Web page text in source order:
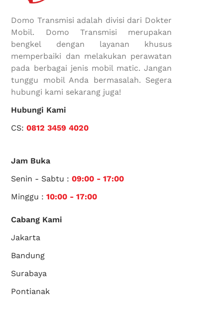
Domo Transmisi adalah divisi dari Dokter
Mobil. Domo Transmisi merupakan
bengkel dengan layanan khusus
memperbaiki dan melakukan perawatan
pada berbagai jenis mobil matic. Jangan
tunggu mobil Anda bermasalah. Segera
hubungi kami sekarang juga!
Hubungi Kami
CS:0812 3459 4020
Jam Buka
Senin - Sabtu :09:00 - 17:00
Minggu :10:00 - 17:00
Cabang Kami
Jakarta
Bandung
Surabaya
Pontianak